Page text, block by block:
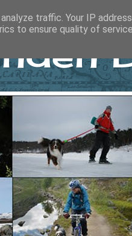
traffic. Your IP
to ensure quality of